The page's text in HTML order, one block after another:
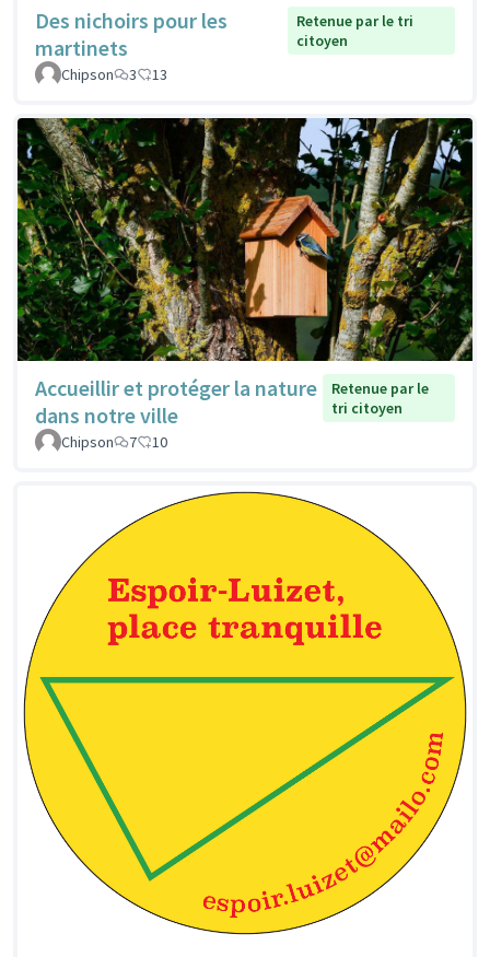
Des nichoirs pour les
martinets
Retenue par le tri
citoyen
Chipson
3 13
Accueillir et protéger la nature
dans notre ville
Retenue par le
tri citoyen
Chipson
7 10